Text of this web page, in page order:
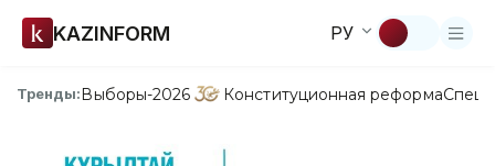
KAZINFORM РУ
Тренды:Выборы-2026 Конституционная реформа